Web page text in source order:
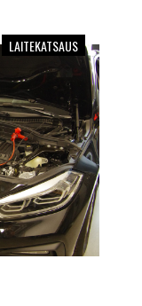
LAITEKATSAUS